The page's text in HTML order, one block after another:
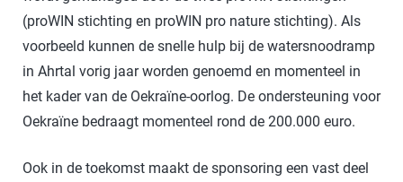
(proWIN stichting en proWIN pro nature stichting). Als
voorbeeld kunnen de snelle hulp bij de watersnoodramp
in Ahrtal vorig jaar worden genoemd en momenteel in
het kader van de Oekraïne-oorlog. De ondersteuning voor
Oekraïne bedraagt momenteel rond de 200.000 euro.
Ook in de toekomst maakt de sponsoring een vast deel